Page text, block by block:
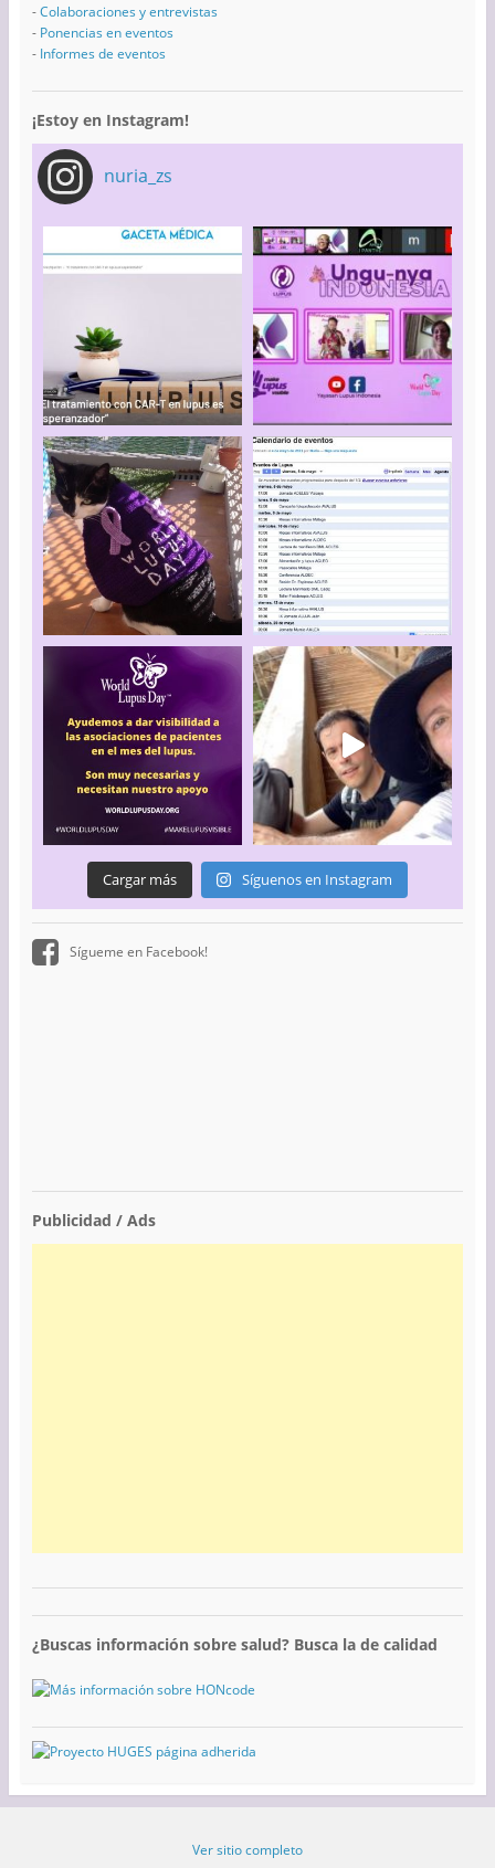
-Colaboraciones y entrevistas
- Ponencias en eventos
- Informes de eventos
¡Estoy en Instagram!
nuria_zs
Cargar más Síguenos en Instagram
Sígueme en Facebook!
Publicidad / Ads
¿Buscas información sobre salud? Busca la de calidad
Ver sitio completo